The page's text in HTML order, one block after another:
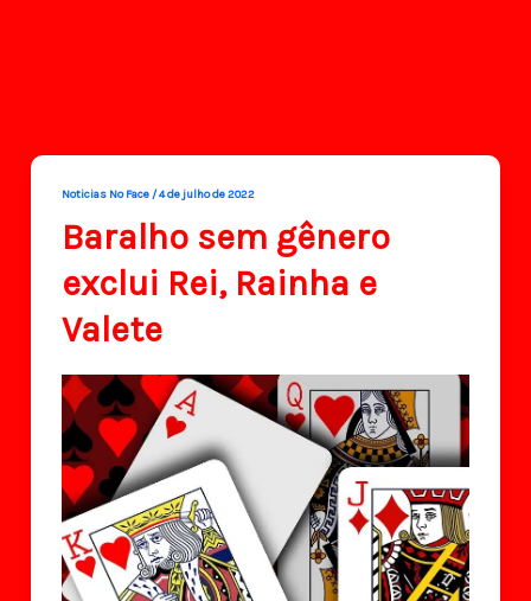
Noticias No Face /4 de julho de 2022
Baralho sem gênero
exclui Rei, Rainha e
Valete